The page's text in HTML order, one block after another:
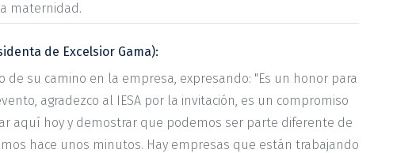
maternidad.
de Excelsior Gama):
de su camino en la empresa, expresando: "Es un honor para
agradezco al IESA por la invitación, es un compromiso
aquí hoy y demostrar que podemos ser parte diferente de
hace unos minutos. Hay empresas que están trabajando